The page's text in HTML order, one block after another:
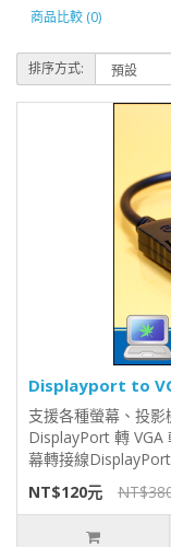
商品比較 (0)
排序方式:
Displayport to
支援各種螢幕、投影
DisplayPort 轉 VGA
幕轉接線
NT$120元